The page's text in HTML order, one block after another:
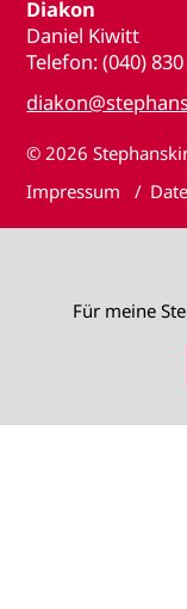
Diakon
Daniel Kiwitt
Telefon: (040)
© 2026
Impressum
Für meine